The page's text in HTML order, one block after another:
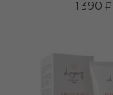
1 390 ₽